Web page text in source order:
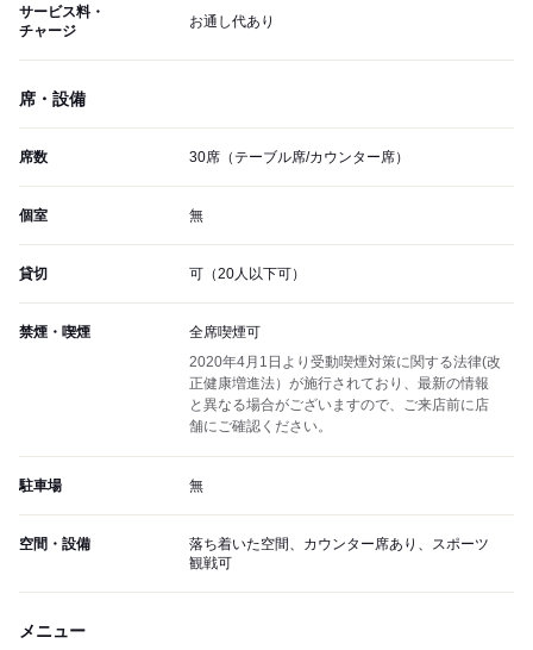
サービス料・
チャージ
お通し代あり
席・設備
席数 30席（テーブル席/カウンター席）
個室 無
貸切 可（20人以下可）
禁煙・喫煙
全席喫煙可
2020年4月1日より受動喫煙対策に関する法律(改
正健康増進法）が施行されており、最新の情報
と異なる場合がございますので、ご来店前に店
舗にご確認ください。
駐車場 無
空間・設備
落ち着いた空間、カウンター席あり、スポーツ
観戦可
メニュー